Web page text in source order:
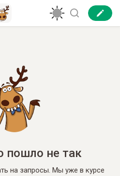
пошло не так
на запросы. Мы уже в курсе